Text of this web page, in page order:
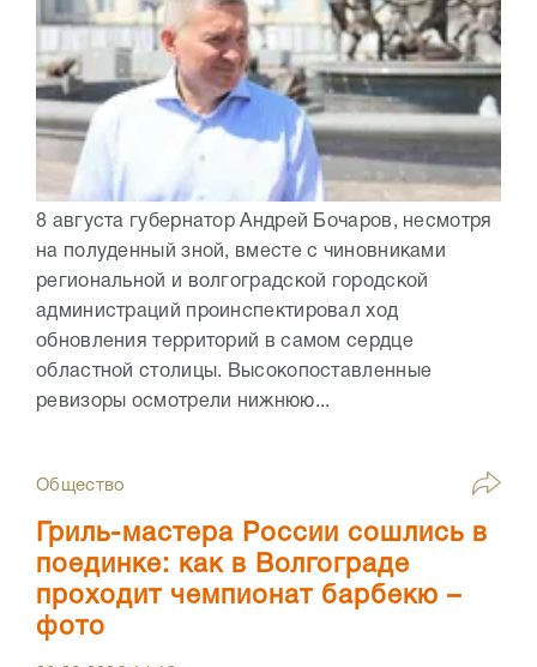
8 августа губернатор Андрей Бочаров, несмотря
на полуденный зной, вместе с чиновниками
региональной и волгоградской городской
администраций проинспектировал ход
обновления территорий в самом сердце
областной столицы. Высокопоставленные
ревизоры осмотрели нижнюю...
Общество
Гриль-мастера России сошлись в
поединке: как в Волгограде
проходит чемпионат барбекю –
фото